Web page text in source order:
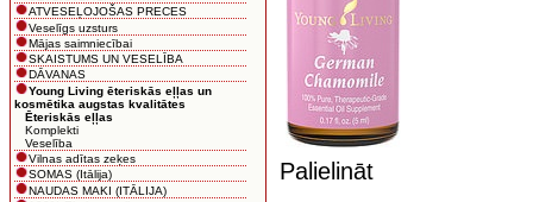
ATVESEĻOJOŠAS PRECES
Veselīgs uzsturs
Mājas saimniecībai
SKAISTUMS UN VESELĪBA
DĀVANAS
Young Living ēteriskās eļļas un
kosmētika augstas kvalitātes
Ēteriskās eļļas
Komplekti
Veselība
Vilnas adītas zeķes
SOMAS (Itālija)
NAUDAS MAKI (ITĀLIJA)
Palielināt